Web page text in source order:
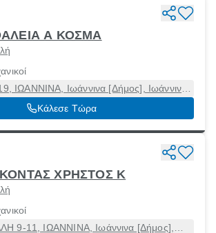
Α ΚΟΣΜΑ
ΙΩΑΝΝΙΝΑ, Ιωάννινα [Δήμος], Ιωάννινα,
45332
Κάλεσε Τώρα
ΧΡΗΣΤΟΣ Κ
9-11, ΙΩΑΝΝΙΝΑ, Ιωάννινα [Δήμος],